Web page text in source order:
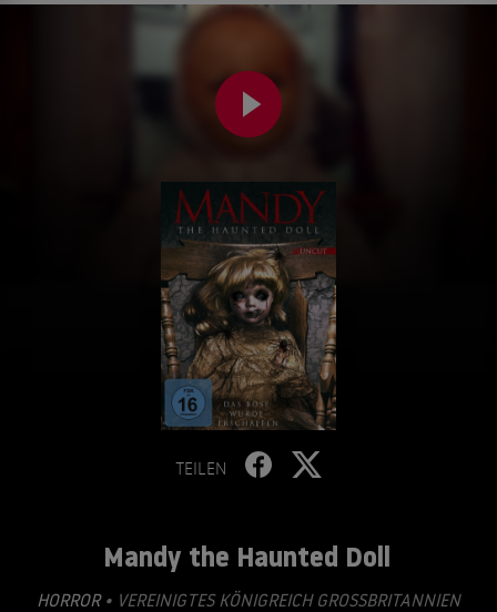
TEILEN
Mandy the Haunted Doll
HORROR• VEREINIGTES KÖNIGREICH GROSSBRITANNIEN U